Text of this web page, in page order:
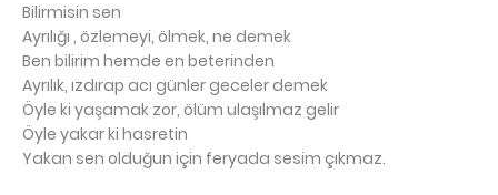
Bilirmisin sen
Ayrılığı , özlemeyi, ölmek, ne demek
Ben bilirim hemde en beterinden
Ayrılık, ızdırap acı günler geceler demek
Öyle ki yaşamak zor, ölüm ulaşılmaz gelir
Öyle yakar ki hasretin
Yakan sen olduğun için feryada sesim çıkmaz.